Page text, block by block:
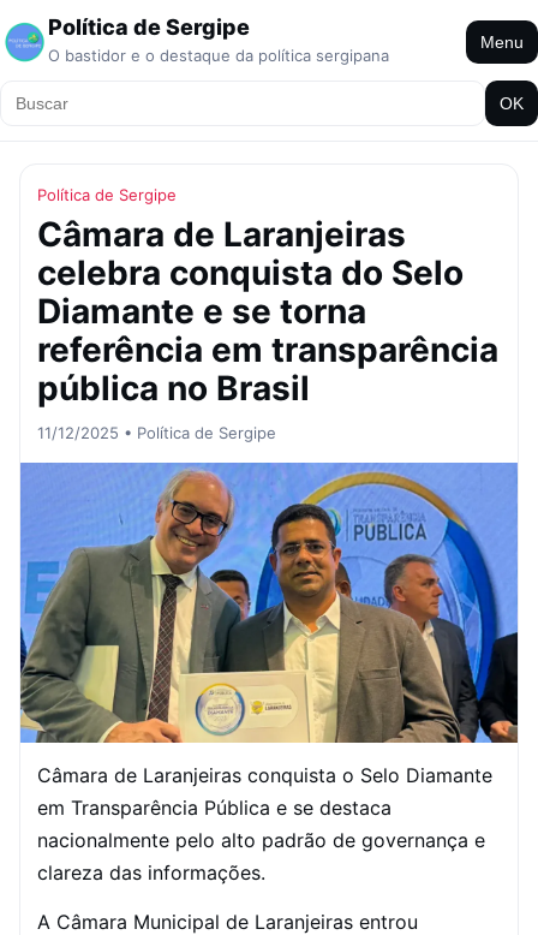
Política de Sergipe
O bastidor e o destaque da política sergipana
Menu
OK
Política de Sergipe
Câmara de Laranjeiras
celebra conquista do Selo
Diamante e se torna
referência em transparência
pública no Brasil
11/12/2025 • Política de Sergipe
Câmara de Laranjeiras conquista o Selo Diamante
em Transparência Pública e se destaca
nacionalmente pelo alto padrão de governança e
clareza das informações.
A Câmara Municipal de Laranjeiras entrou